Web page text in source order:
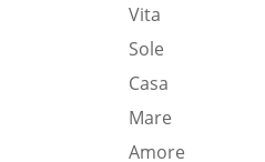
Vita
Sole
Casa
Mare
Amore